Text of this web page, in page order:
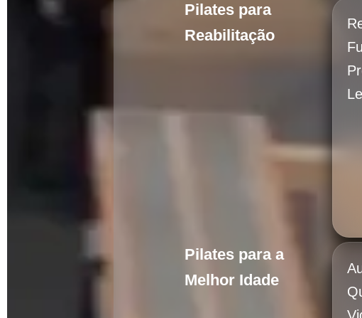
Pilates para
Reabilitação
Pilates para a
Melhor Idade